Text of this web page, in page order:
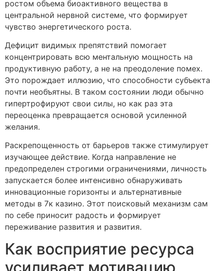
ростом объема биоактивного вещества в
центральной нервной системе, что формирует
чувство энергетического роста.
Дефицит видимых препятствий помогает
концентрировать всю ментальную мощность на
продуктивную работу, а не на преодоление помех.
Это порождает иллюзию, что способности субъекта
почти необъятны. В таком состоянии люди обычно
гипертрофируют свои силы, но как раз эта
переоценка превращается основой усиленной
желания.
Раскрепощенность от барьеров также стимулирует
изучающее действие. Когда направление не
предопределен строгими ограничениями, личность
запускается более интенсивно обнаруживать
инновационные горизонты и альтернативные
методы в 7к казино. Этот поисковый механизм сам
по себе приносит радость и формирует
переживание развития и развития.
Как восприятие ресурса